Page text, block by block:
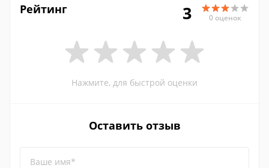
Рейтинг 3 0 оценок
Нажмите, для быстрой оценки
Оставить отзыв
Ваше имя*